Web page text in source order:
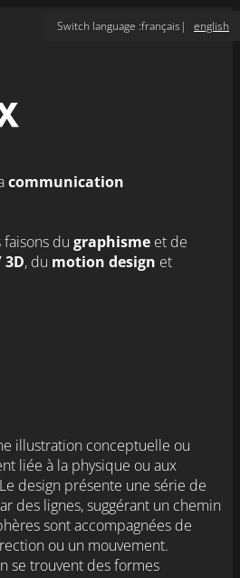
Switch language :français english
communication
du graphisme et de
, du motion design et